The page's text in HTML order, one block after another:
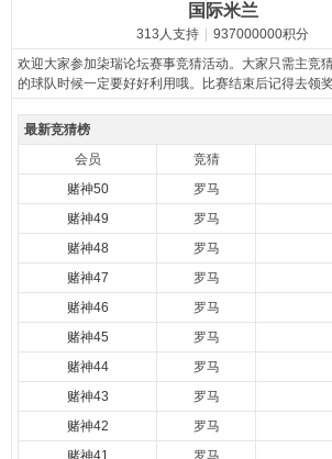
国际米兰
313人支持 937000000积分
欢迎大家参加柒瑞论坛赛事竞猜活动。大家只需主竞
的球队时候一定要好好利用哦。比赛结束后记得去领
最新竞猜榜
会员
竞猜
赌神50
罗马
赌神49
罗马
赌神48
罗马
赌神47
罗马
赌神46
罗马
赌神45
罗马
赌神44
罗马
赌神43
罗马
赌神42
罗马
赌神41
罗马